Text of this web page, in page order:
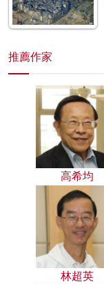
推薦作家
高希均
林超英